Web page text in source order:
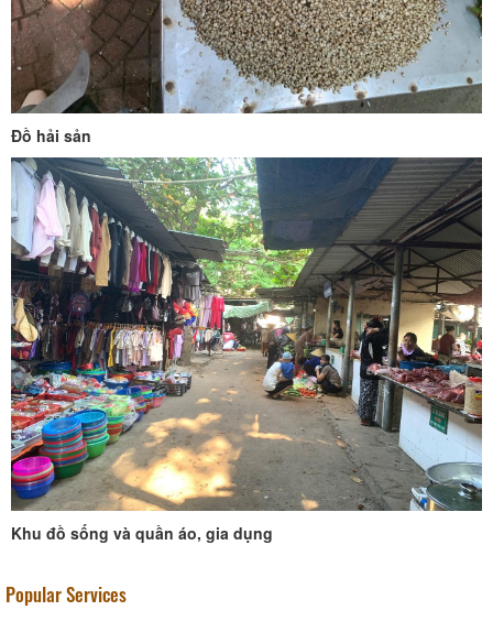
Đồ hải sản
Khu đồ sống và quần áo, gia dụng
Popular Services